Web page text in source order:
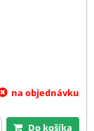
na objednávku
Do košíka